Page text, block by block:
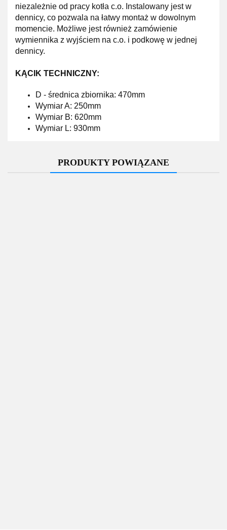
niezależnie od pracy kotła c.o. Instalowany jest w
dennicy, co pozwala na łatwy montaż w dowolnym
momencie. Możliwe jest również zamówienie
wymiennika z wyjściem na c.o. i podkowę w jednej
dennicy.
KĄCIK TECHNICZNY:
D - średnica zbiornika: 470mm
Wymiar A: 250mm
Wymiar B: 620mm
Wymiar L: 930mm
PRODUKTY POWIĄZANE